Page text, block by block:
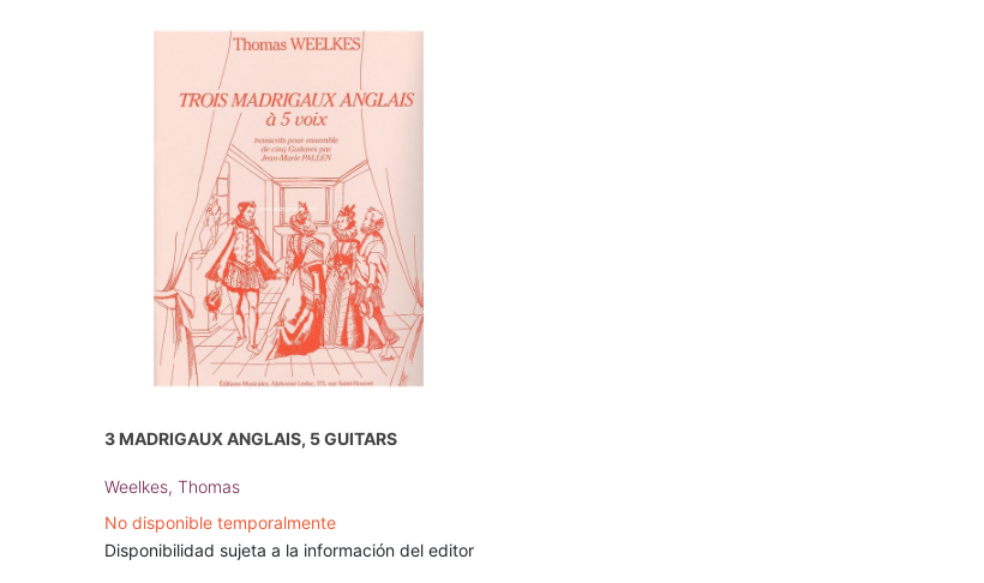
3 MADRIGAUX ANGLAIS, 5 GUITARS
Weelkes, Thomas
No disponible temporalmente
Disponibilidad sujeta a la información del editor